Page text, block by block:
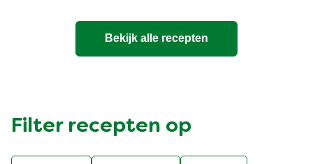
Bekijk alle recepten
Filter recepten op